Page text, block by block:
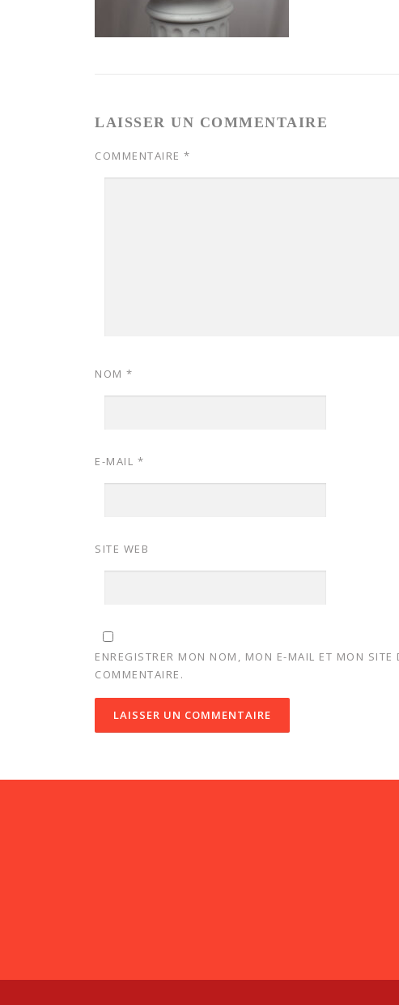
LAISSER UN COMMENTAIRE
COMMENTAIRE *
NOM *
E-MAIL *
SITE WEB
ENREGISTRER MON NOM, MON E-MAIL ET MON
COMMENTAIRE.